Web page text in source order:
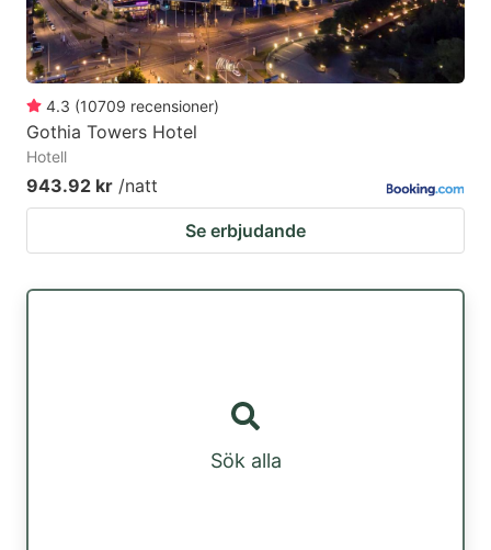
4.3 (10709 recensioner)
Gothia Towers Hotel
Hotell
943.92 kr /natt
Se erbjudande
Sök alla